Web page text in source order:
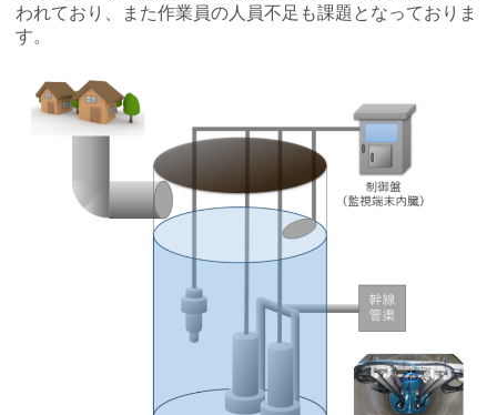
われており、また作業員の人員不足も課題となっておりま
す。